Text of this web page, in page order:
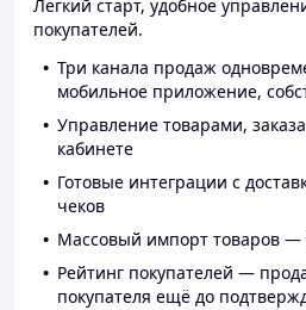
Лёгкий старт, удобное
покупателей.
Три канала продаж
мобильное приложение,
Управление товарами,
кабинете
Готовые интеграции с
чеков
Массовый импорт товаров —
Рейтинг покупателей —
покупателя ещё до